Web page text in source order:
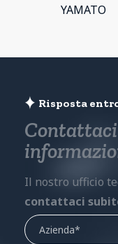
YAMATO
Risposta
Il nostro ufficio
contattaci